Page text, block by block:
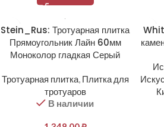
Stein_Rus: Тротуарная плитка
Прямоугольник Лайн 60мм
Моноколор гладкая Серый
Тротуарная плитка, Плитка для
тротуаров
В наличии